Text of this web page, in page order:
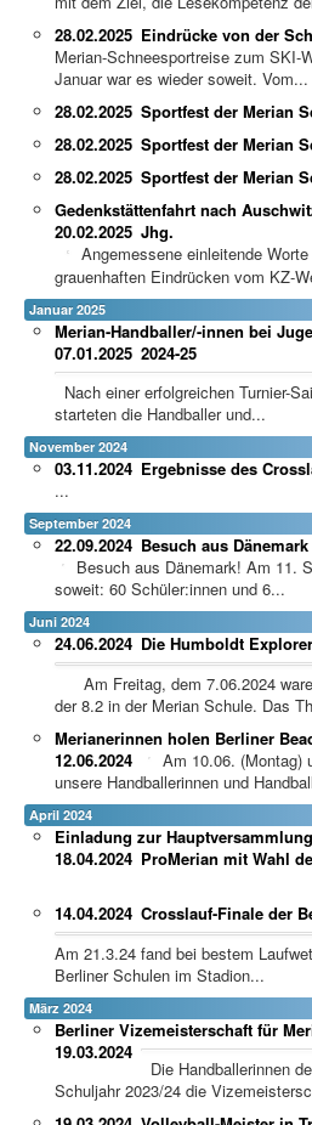
Eindrücke von der
28.02.2025
Merian-Schneesportreise zum SKI-
Januar war es wieder soweit. Vom...
Sportfest der Merian
28.02.2025
Sportfest der Merian
28.02.2025
Sportfest der Merian
28.02.2025
Gedenkstättenfahrt nach
Jhg.
20.02.2025
Angemessene einleitende
grauenhaften Eindrücken vom KZ-
Januar 2025
Merian-Handballer/-innen bei
2024-25
07.01.2025
Nach einer erfolgreichen Turnier-
starteten die Handballer und...
November 2024
Ergebnisse des
03.11.2024
...
September 2024
Besuch aus Dänemark
22.09.2024
Besuch aus Dänemark! Am 11.
soweit: 60 Schüler:innen und 6...
Juni 2024
Die Humboldt
24.06.2024
Am Freitag, dem 7.06.2024
der 8.2 in der Merian Schule. Das
Merianerinnen holen Berliner
12.06.2024
Am 10.06. (Montag)
unsere Handballerinnen und
April 2024
Einladung zur
ProMerian mit Wahl
18.04.2024
Crosslauf-Finale der
14.04.2024
Am 21.3.24 fand bei bestem
Berliner Schulen im Stadion...
März 2024
Berliner Vizemeisterschaft für
19.03.2024
Die Handballerinnen
Schuljahr 2023/24 die